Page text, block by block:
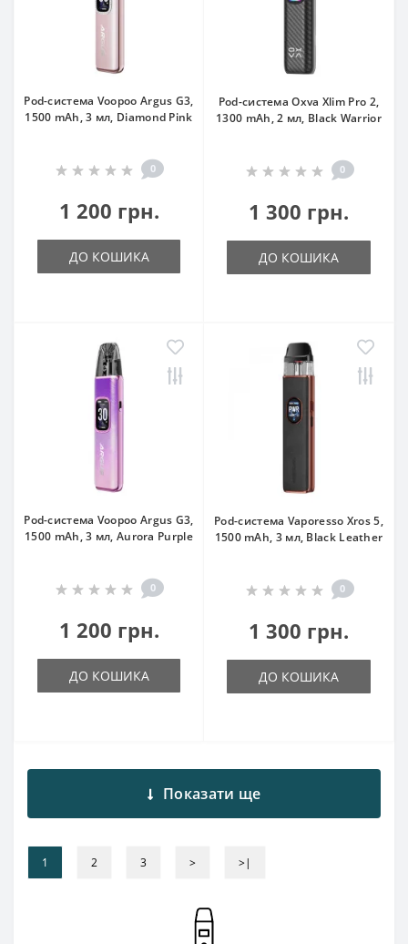
Pod-система Voopoo Argus G3,
1500 mAh, 3 мл, Diamond Pink
0
1 200 грн.
ДО КОШИКА
Pod-система Oxva Xlim Pro 2,
1300 mAh, 2 мл, Black Warrior
0
1 300 грн.
ДО КОШИКА
Pod-система Voopoo Argus G3,
1500 mAh, 3 мл, Aurora Purple
0
1 200 грн.
ДО КОШИКА
Pod-система Vaporesso Xros 5,
1500 mAh, 3 мл, Black Leather
0
1 300 грн.
ДО КОШИКА
Показати ще
1 2 3 > >|